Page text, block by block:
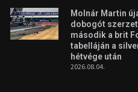
Molnár Martin
dobogót
második a brit
tabelláján a
hétvége után
2026.08.04.